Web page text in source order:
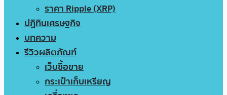
ราคา Ripple (XRP)
ปฏิทินเศรษฐกิจ
บทความ
รีวิวผลิตภัณฑ์
เว็บซื้อขาย
กระเป๋าเก็บเหรียญ